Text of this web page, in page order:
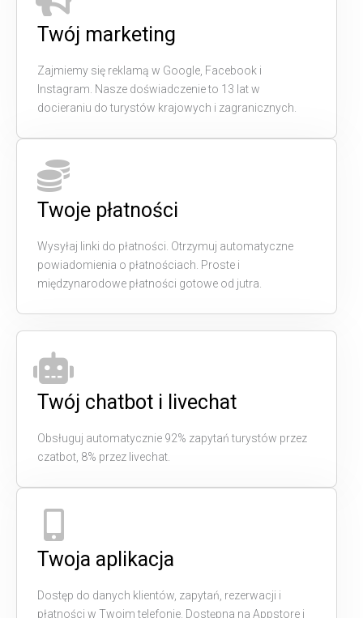
Twój marketing
Zajmiemy się reklamą w Google, Facebook i
Instagram. Nasze doświadczenie to 13 lat w
docieraniu do turystów krajowych i zagranicznych.
Twoje płatności
Wysyłaj linki do płatności. Otrzymuj automatyczne
powiadomienia o płatnościach. Proste i
międzynarodowe płatności gotowe od jutra.
Twój chatbot i livechat
Obsługuj automatycznie 92% zapytań turystów przez
czatbot, 8% przez livechat.
Twoja aplikacja
Dostęp do danych klientów, zapytań, rezerwacji i
płatności w Twoim telefonie. Dostępna na Appstore i